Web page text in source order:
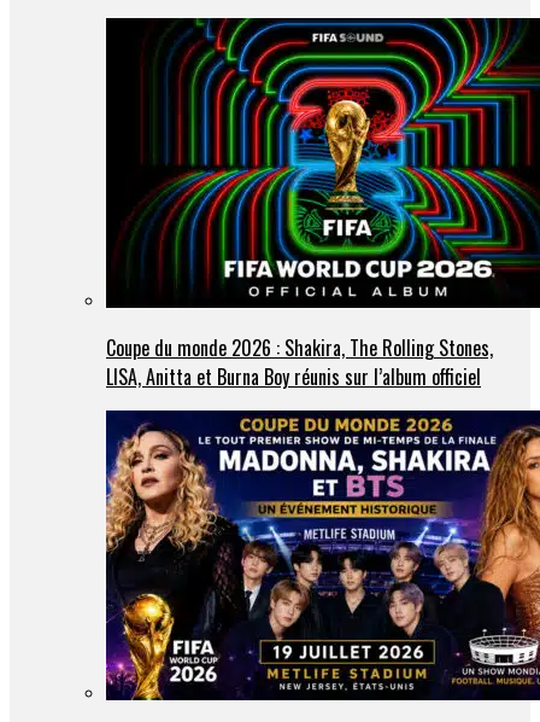
Coupe du monde 2026 : Shakira, The Rolling Stones,
LISA, Anitta et Burna Boy réunis sur l’album officiel